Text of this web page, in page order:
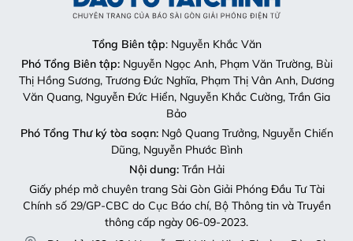
Tổng Biên tập: Nguyễn Khắc Văn
Phó Tổng Biên tập:Nguyễn Ngọc Anh, Phạm Văn Trường, Bùi
Thị Hồng Sương, Trương Đức Nghĩa, Phạm Thị Vân Anh, Dương
Văn Quang, Nguyễn Đức Hiển, Nguyễn Khắc Cường, Trần Gia
Bảo
Phó Tổng Thư ký tòa soạn:Ngô Quang Trưởng, Nguyễn Chiến
Dũng, Nguyễn Phước Bình
Nội dung:Trần Hải
Giấy phép mở chuyên trang Sài Gòn Giải Phóng Đầu Tư Tài
Chính số 29/GP-CBC do Cục Báo chí, Bộ Thông tin và Truyền
thông cấp ngày 06-09-2023.